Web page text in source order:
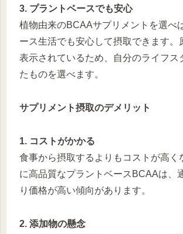
3. プラントベースでも安心
植物由来のBCAAサプリメントを選べ
ース生活でも安心して摂取できます。
表示されているため、自分のライフス
たものを選べます。
サプリメント摂取のデメリット
1. コストがかかる
食事から摂取するよりもコストが高く
に高品質なプラントベースBCAAは、
り価格が高い傾向があります。
2. 添加物の懸念